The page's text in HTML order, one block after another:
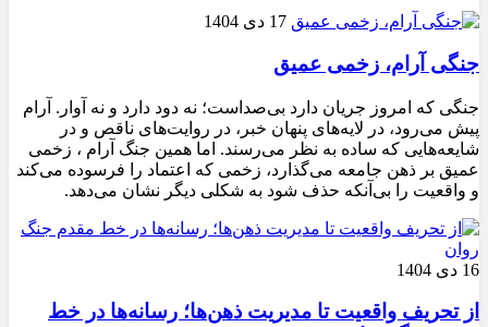
17 دی 1404
جنگی آرام، زخمی عمیق
جنگی که امروز جریان دارد بی‌صداست؛ نه دود دارد و نه آوار. آرام
پیش می‌رود، در لایه‌های پنهان خبر، در روایت‌های ناقص و در
شایعه‌هایی که ساده به نظر می‌رسند. اما همین جنگ آرام ، زخمی
عمیق بر ذهن جامعه می‌گذارد، زخمی که اعتماد را فرسوده می‌کند
و واقعیت را بی‌آنکه حذف شود به شکلی دیگر نشان می‌دهد.
16 دی 1404
از تحریف واقعیت تا مدیریت ذهن‌ها؛ رسانه‌ها در خط